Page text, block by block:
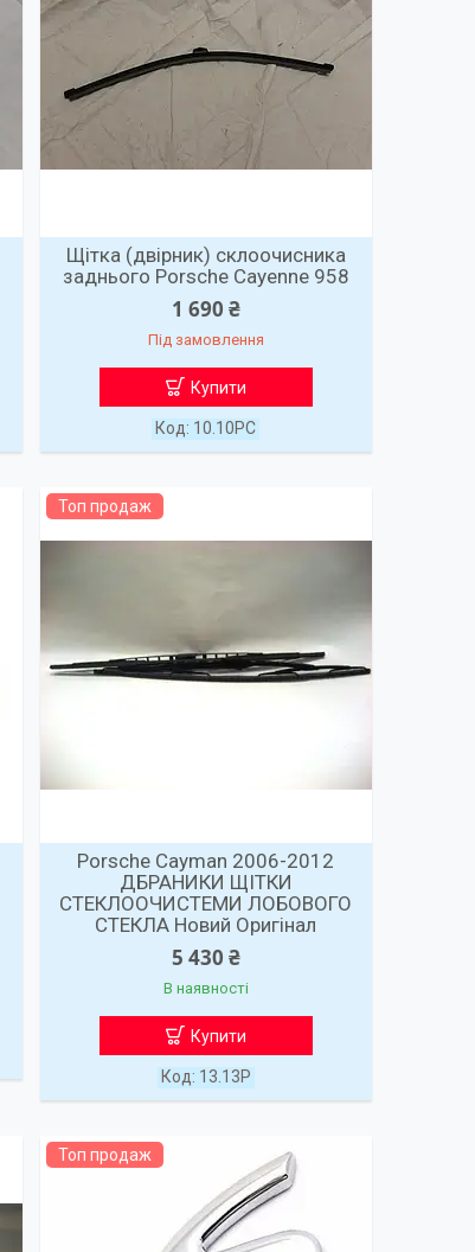
Щітка (двірник) склоочисника
заднього Porsche Cayenne 958
1 690 ₴
Під замовлення
Купити
10.10PC
Топ продаж
Porsche Cayman 2006-2012
ДБРАНИКИ ЩІТКИ
СТЕКЛООЧИСТЕМИ ЛОБОВОГО
СТЕКЛА Новий Оригінал
5 430 ₴
В наявності
Купити
13.13P
Топ продаж